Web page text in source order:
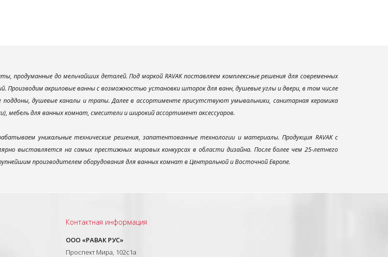
продуманные до мельчайших деталей. Под маркой RAVAK поставляем комплексные решения для современных
Производим акриловые ванны с возможностью установки шторок для ванн, душевые углы и двери, в том числе
поддоны, душевые каналы и трапы. Далее в ассортименте присутствуют умывальники, санитарная керамика
мебель для ванных комнат, смесители и широкий ассортимент аксессуаров.
уникальные технические решения, запатентованные технологии и материалы. Продукция RAVAK с
выставляется на самых престижных мировых конкурсах в области дизайна. После более чем 25-летнего
производителем оборудования для ванных комнат в Центральной и Восточной Европе.
Контактная информация
ООО «РАВАК РУС»
Проспект Мира, 102с1а